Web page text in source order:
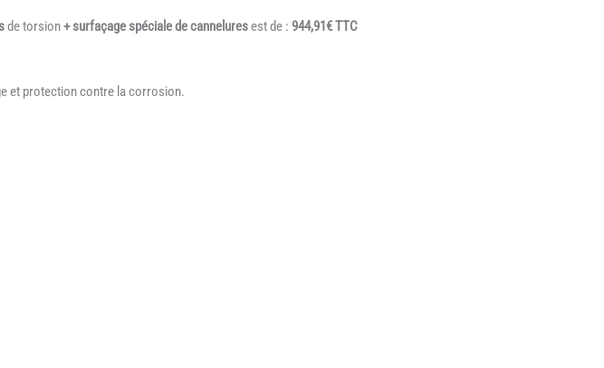
de torsion+ surfaçage spéciale de canneluresest de : 944,91€ TTC
et protection contre la corrosion.